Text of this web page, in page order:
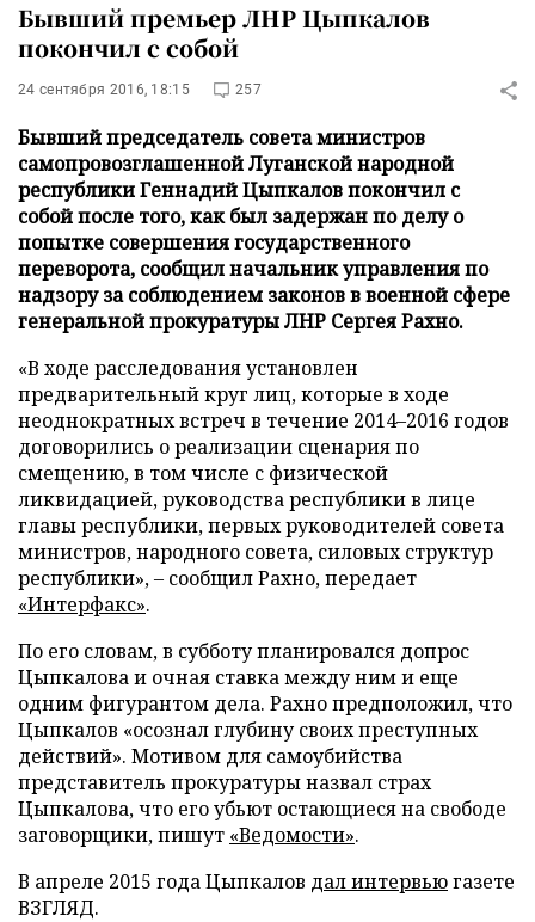
Бывший премьер ЛНР Цыпкалов
покончил с собой
24 сентября 2016, 18:15 257
Бывший председатель совета министров
самопровозглашенной Луганской народной
республики Геннадий Цыпкалов покончил с
собой после того, как был задержан по делу о
попытке совершения государственного
переворота, сообщил начальник управления по
надзору за соблюдением законов в военной сфере
генеральной прокуратуры ЛНР Сергея Рахно.
«В ходе расследования установлен
предварительный круг лиц, которые в ходе
неоднократных встреч в течение 2014–2016 годов
договорились о реализации сценария по
смещению, в том числе с физической
ликвидацией, руководства республики в лице
главы республики, первых руководителей совета
министров, народного совета, силовых структур
республики», – сообщил Рахно, передает
«Интерфакс».
По его словам, в субботу планировался допрос
Цыпкалова и очная ставка между ним и еще
одним фигурантом дела. Рахно предположил, что
Цыпкалов «осознал глубину своих преступных
действий». Мотивом для самоубийства
представитель прокуратуры назвал страх
Цыпкалова, что его убьют остающиеся на свободе
заговорщики, пишут «Ведомости».
В апреле 2015 года Цыпкалов дал интервьюгазете
ВЗГЛЯД.